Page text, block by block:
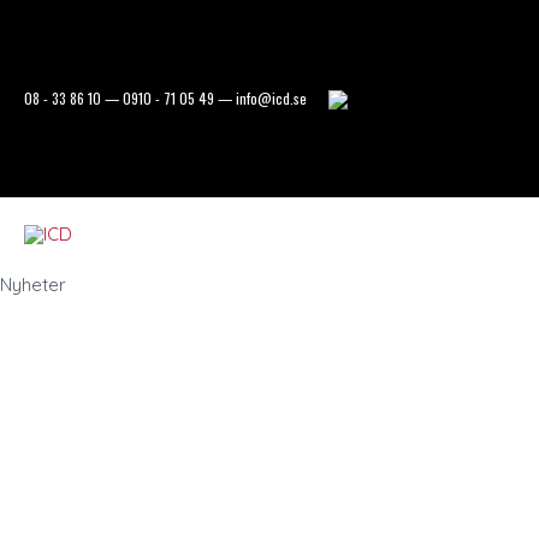
08 - 33 86 10 —0910 - 71 05 49 —info@icd.se
Nyheter